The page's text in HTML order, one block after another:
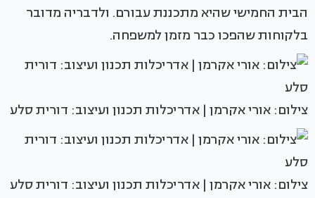
הבית החמישי שהיא מתכננת עבורם. ולדבריה מדובר
בלקוחות שהפכו כבר מזמן למשפחה.
צילום: אורי אקרמן | אדריכלות תכנון ועיצוב: דורית סלע
צילום: אורי אקרמן | אדריכלות תכנון ועיצוב: דורית סלע